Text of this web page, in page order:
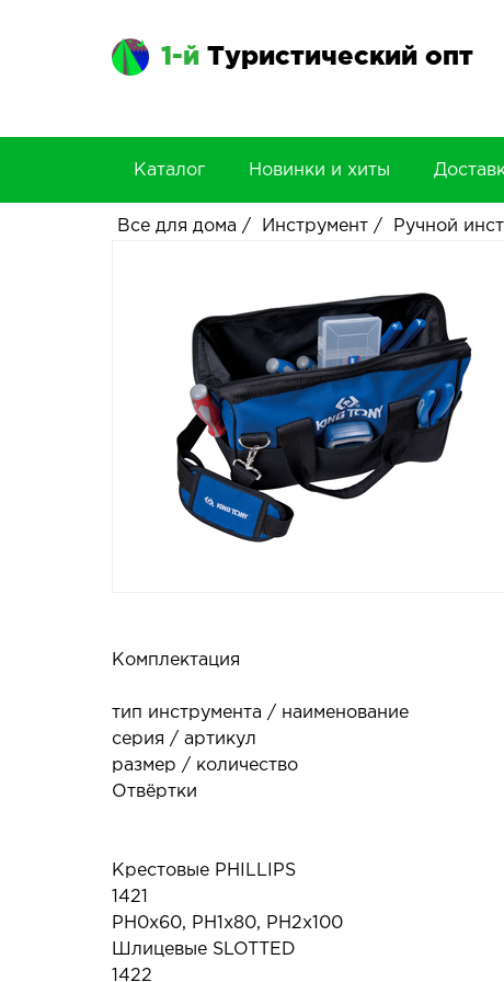
1-й Туристический опт
Каталог Новинки и хиты
Все для дома / Инструмент / Ручной
Комплектация
тип инструмента / наименование
серия / артикул
размер / количество
Отвёртки
Крестовые PHILLIPS
1421
PH0x60, PH1x80, PH2x100
Шлицевые SLOTTED
1422